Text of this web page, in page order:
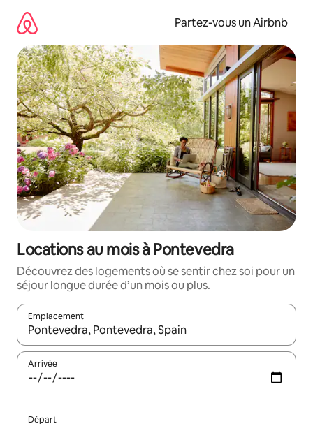
directement
contenu
Partez-vous un Airbnb
Locations au mois à Pontevedra
Découvrez des logements où se sentir chez soi pour un
séjour longue durée d’un mois ou plus.
Emplacement
Quand les résultats sont affichés, parcourez-les en utilisant
Arrivée
Départ